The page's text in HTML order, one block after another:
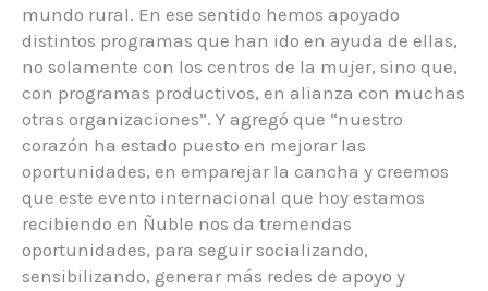
mundo rural. En ese sentido hemos apoyado
distintos programas que han ido en ayuda de ellas,
no solamente con los centros de la mujer, sino que,
con programas productivos, en alianza con muchas
otras organizaciones”. Y agregó que “nuestro
corazón ha estado puesto en mejorar las
oportunidades, en emparejar la cancha y creemos
que este evento internacional que hoy estamos
recibiendo en Ñuble nos da tremendas
oportunidades, para seguir socializando,
sensibilizando, generar más redes de apoyo y